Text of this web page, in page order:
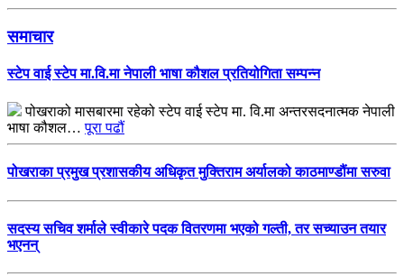
समाचार
स्टेप वाई स्टेप मा.वि.मा नेपाली भाषा कौशल प्रतियोगिता सम्पन्न
पोखराको मासबारमा रहेको स्टेप वाई स्टेप मा. वि.मा अन्तरसदनात्मक नेपाली
भाषा कौशल…पूरा पढौं
पोखराका प्रमुख प्रशासकीय अधिकृत मुक्तिराम अर्यालको काठमाण्डौंमा सरुवा
सदस्य सचिव शर्माले स्वीकारे पदक वितरणमा भएको गल्ती, तर सच्याउन तयार
भएनन्